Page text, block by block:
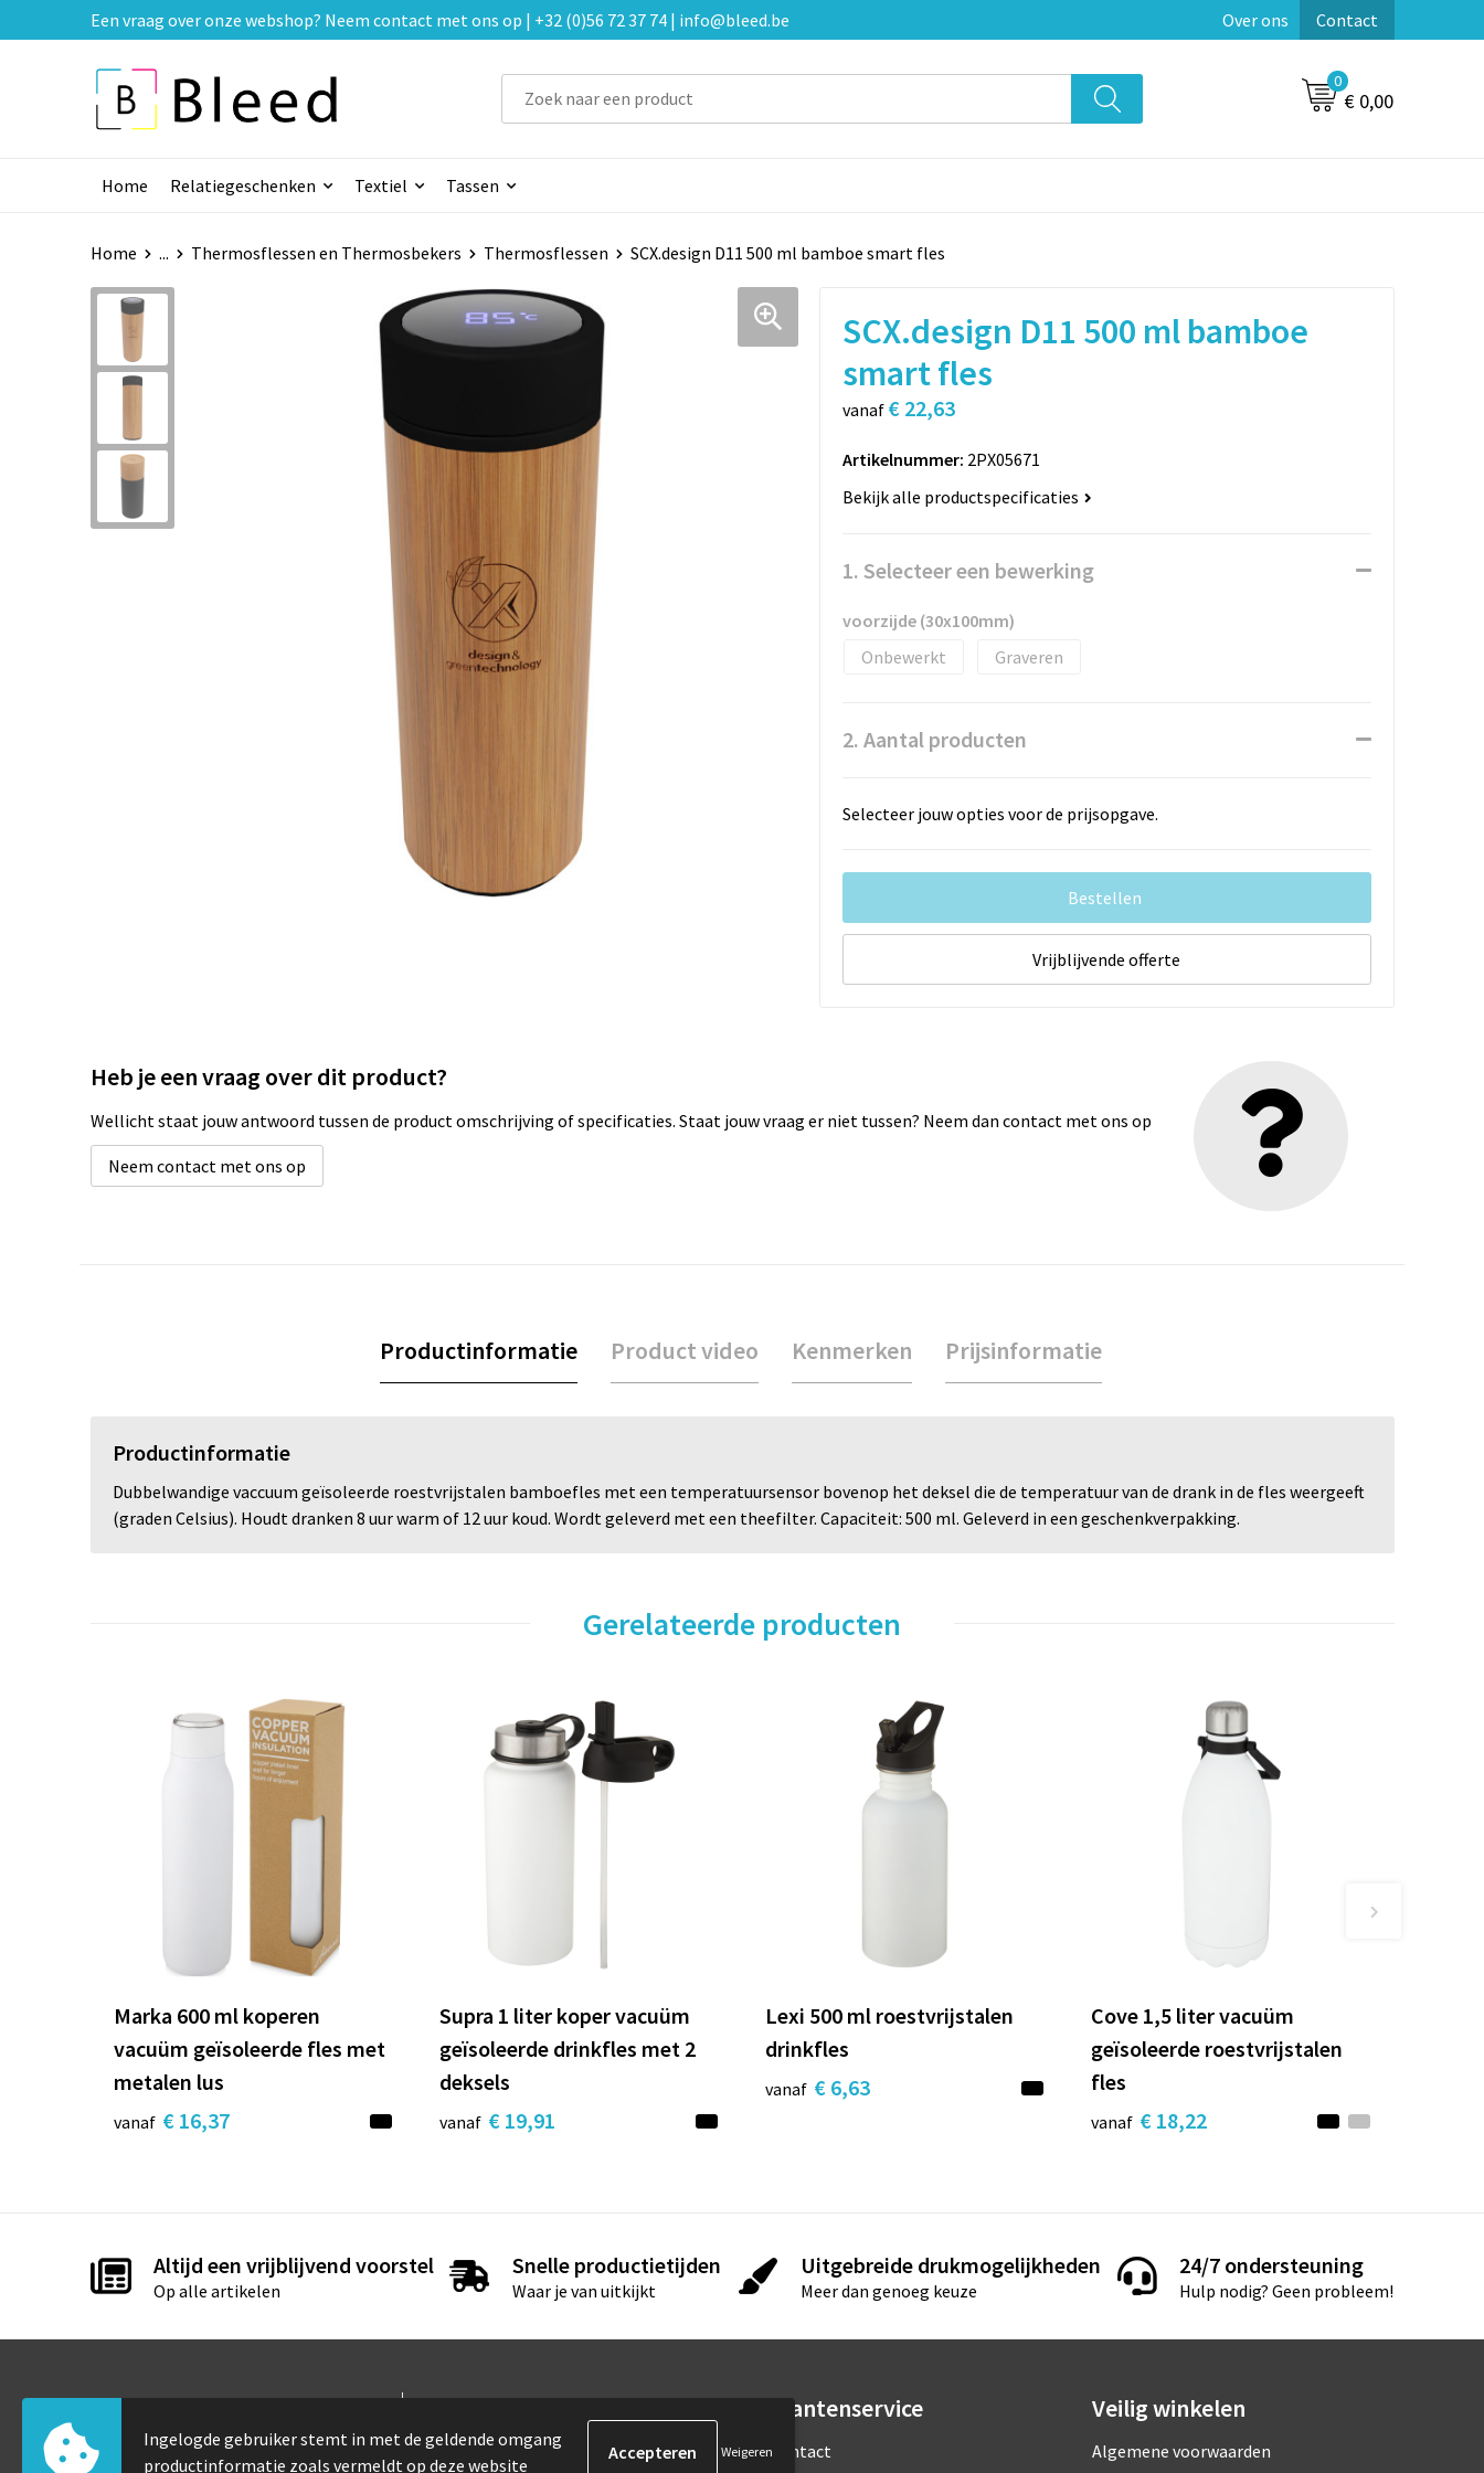
Een vraag over onze webshop? Neem contact met ons op | +32 (0)56 72 37 74 | info@bleed.be Over ons Contact
0
€ 0,00
Home Relatiegeschenken Textiel Tassen
Home ... Thermosflessen en Thermosbekers Thermosflessen SCX.design D11 500 ml bamboe smart fles
SCX.design D11 500 ml bamboe
smart fles
vanaf € 22,63
Artikelnummer: 2PX05671
Bekijk alle productspecificaties
1. Selecteer een bewerking
voorzijde (30x100mm)
Onbewerkt
Graveren
2. Aantal producten
Selecteer jouw opties voor de prijsopgave.
Bestellen
Vrijblijvende offerte
Heb je een vraag over dit product?
Wellicht staat jouw antwoord tussen de product omschrijving of specificaties. Staat jouw vraag er niet tussen? Neem dan contact met ons op
Neem contact met ons op
Productinformatie Product video Kenmerken Prijsinformatie
Productinformatie
Dubbelwandige vaccuum geïsoleerde roestvrijstalen bamboefles met een temperatuursensor bovenop het deksel die de temperatuur van de drank in de fles weergeeft
(graden Celsius). Houdt dranken 8 uur warm of 12 uur koud. Wordt geleverd met een theefilter. Capaciteit: 500 ml. Geleverd in een geschenkverpakking.
Gerelateerde producten
Marka 600 ml koperen
vacuüm geïsoleerde fles met
metalen lus
vanaf € 16,37
Supra 1 liter koper vacuüm
geïsoleerde drinkfles met 2
deksels
vanaf € 19,91
Lexi 500 ml roestvrijstalen
drinkfles
vanaf € 6,63
Cove 1,5 liter vacuüm
geïsoleerde roestvrijstalen
fles
vanaf € 18,22
Altijd een vrijblijvend voorstel
Op alle artikelen
Snelle productietijden
Waar je van uitkijkt
Uitgebreide drukmogelijkheden
Meer dan genoeg keuze
24/7 ondersteuning
Hulp nodig? Geen probleem!
Contact
Elfde-julistraat 105
Informatie
Over ons
Klantenservice
Contact
Veilig winkelen
Algemene voorwaarden
Ingelogde gebruiker stemt in met de geldende omgang
productinformatie zoals vermeldt op deze website
Weigeren